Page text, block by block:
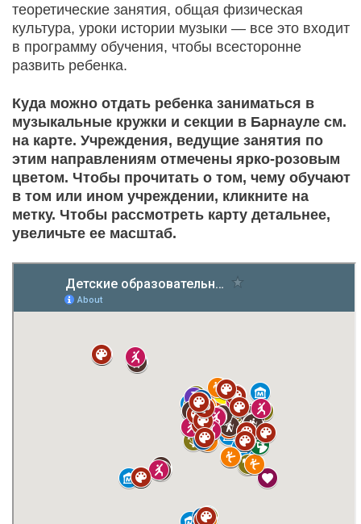
теоретические занятия, общая физическая
культура, уроки истории музыки — все это входит
в программу обучения, чтобы всесторонне
развить ребенка.
Куда можно отдать ребенка заниматься в
музыкальные кружки и секции в Барнауле см.
на карте. Учреждения, ведущие занятия по
этим направлениям отмечены ярко-розовым
цветом. Чтобы прочитать о том, чему обучают
в том или ином учреждении, кликните на
метку. Чтобы рассмотреть карту детальнее,
увеличьте ее масштаб.